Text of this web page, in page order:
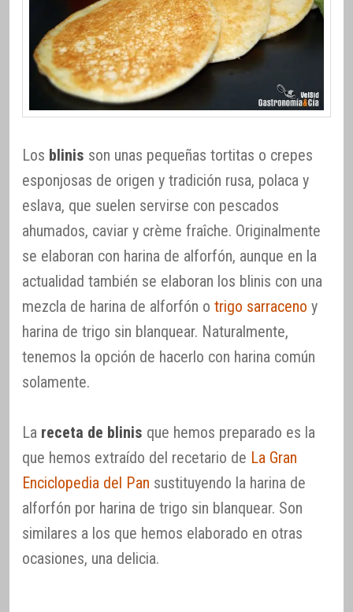
Los blinis son unas pequeñas tortitas o crepes
esponjosas de origen y tradición rusa, polaca y
eslava, que suelen servirse con pescados
ahumados, caviar y crème fraîche. Originalmente
se elaboran con harina de alforfón, aunque en la
actualidad también se elaboran los blinis con una
mezcla de harina de alforfón o trigo sarraceno y
harina de trigo sin blanquear. Naturalmente,
tenemos la opción de hacerlo con harina común
solamente.
La receta de blinis que hemos preparado es la
que hemos extraído del recetario de La Gran
Enciclopedia del Pan sustituyendo la harina de
alforfón por harina de trigo sin blanquear. Son
similares a los que hemos elaborado en otras
ocasiones, una delicia.